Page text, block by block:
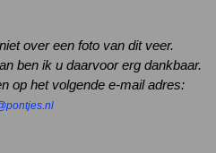
over een foto van dit veer.
ben ik u daarvoor erg dankbaar.
op het volgende e-mail adres: